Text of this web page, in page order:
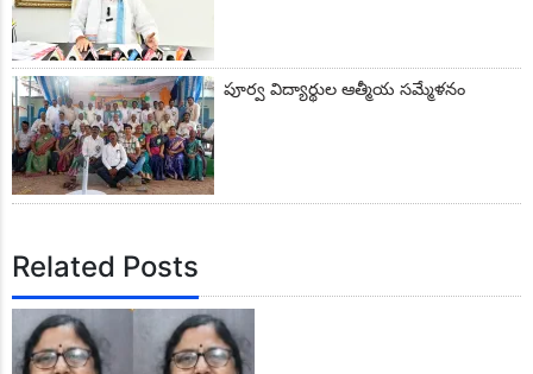
పూర్వ విద్యార్థుల ఆత్మీయ సమ్మేళనం
Related Posts